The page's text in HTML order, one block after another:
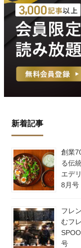
新着記事
創業
る伝
エデ
8月号
フレ
むフ
号